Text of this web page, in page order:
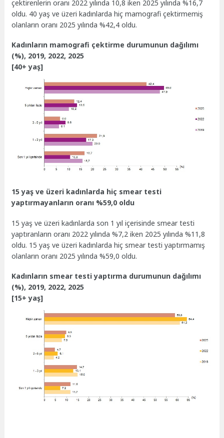
çektirenlerin oranı 2022 yılında 10,8 iken 2025 yılında %16,7
oldu. 40 yaş ve üzeri kadınlarda hiç mamografi çektirmemiş
olanların oranı 2025 yılında %42,4 oldu.
Kadınların mamografi çektirme durumunun dağılımı
(%), 2019, 2022, 2025
[40+ yaş]
15 yaş ve üzeri kadınlarda hiç smear testi
yaptırmayanların oranı %59,0 oldu
15 yaş ve üzeri kadınlarda son 1 yıl içerisinde smear testi
yaptıranların oranı 2022 yılında %7,2 iken 2025 yılında %11,8
oldu. 15 yaş ve üzeri kadınlarda hiç smear testi yaptırmamış
olanların oranı 2025 yılında %59,0 oldu.
Kadınların smear testi yaptırma durumunun dağılımı
(%), 2019, 2022, 2025
[15+ yaş]